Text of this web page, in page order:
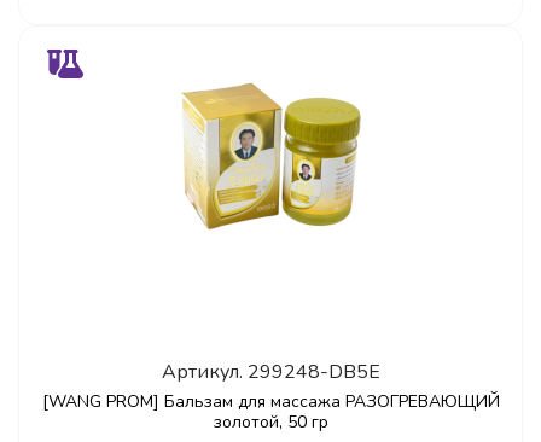
Артикул. 299248-DB5E
[WANG PROM] Бальзам для массажа РАЗОГРЕВАЮЩИЙ
золотой, 50 гр